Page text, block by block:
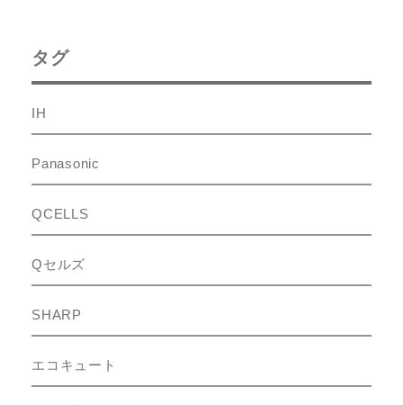
タグ
IH
Panasonic
QCELLS
Qセルズ
SHARP
エコキュート